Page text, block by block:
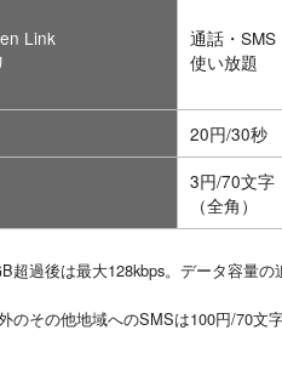
Link
通話・SMS
使い放題
20円/30秒
3円/70文字
（全角）
超過後は最大128kbps。データ容量の
のその他地域へのSMSは100円/70文字